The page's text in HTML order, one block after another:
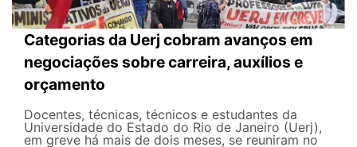
Categorias da Uerj cobram avanços em
negociações sobre carreira, auxílios e
orçamento
Docentes, técnicas, técnicos e estudantes da
Universidade do Estado do Rio de Janeiro (Uerj),
em greve há mais de dois meses, se reuniram no